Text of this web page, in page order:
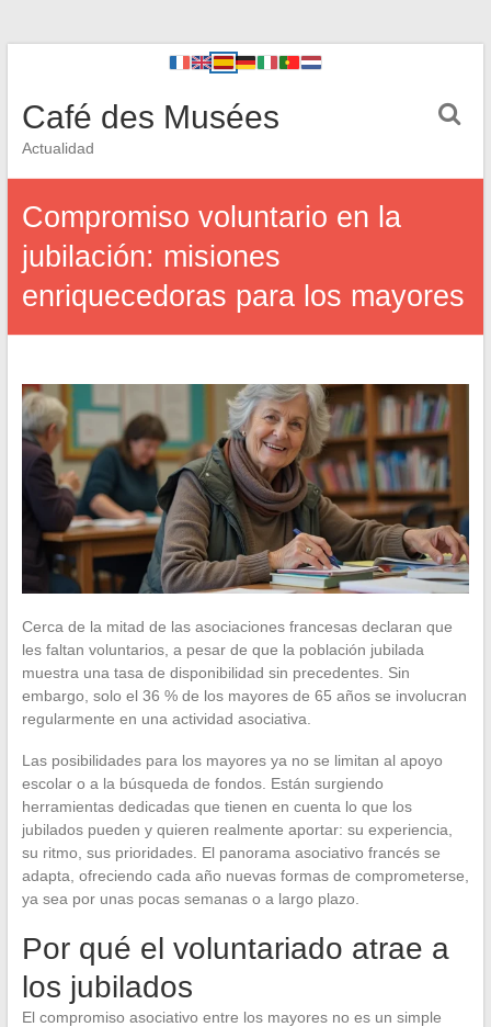
Café des Musées
Actualidad
Compromiso voluntario en la
jubilación: misiones
enriquecedoras para los mayores
Cerca de la mitad de las asociaciones francesas declaran que
les faltan voluntarios, a pesar de que la población jubilada
muestra una tasa de disponibilidad sin precedentes. Sin
embargo, solo el 36 % de los mayores de 65 años se involucran
regularmente en una actividad asociativa.
Las posibilidades para los mayores ya no se limitan al apoyo
escolar o a la búsqueda de fondos. Están surgiendo
herramientas dedicadas que tienen en cuenta lo que los
jubilados pueden y quieren realmente aportar: su experiencia,
su ritmo, sus prioridades. El panorama asociativo francés se
adapta, ofreciendo cada año nuevas formas de comprometerse,
ya sea por unas pocas semanas o a largo plazo.
Por qué el voluntariado atrae a
los jubilados
El compromiso asociativo entre los mayores no es un simple